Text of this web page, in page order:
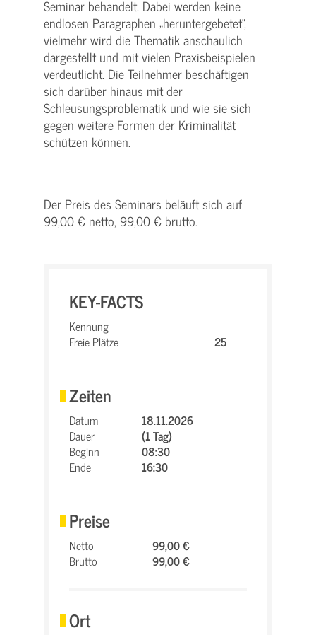
Seminar behandelt. Dabei werden keine
endlosen Paragraphen „heruntergebetet“,
vielmehr wird die Thematik anschaulich
dargestellt und mit vielen Praxisbeispielen
verdeutlicht. Die Teilnehmer beschäftigen
sich darüber hinaus mit der
Schleusungsproblematik und wie sie sich
gegen weitere Formen der Kriminalität
schützen können.
Der Preis des Seminars beläuft sich auf
99,00 € netto, 99,00 € brutto.
KEY-FACTS
Kennung
Freie Plätze
25
Zeiten
Datum
18.11.2026
Dauer
(1 Tag)
Beginn
08:30
Ende
16:30
Preise
Netto
99,00 €
Brutto
99,00 €
Ort